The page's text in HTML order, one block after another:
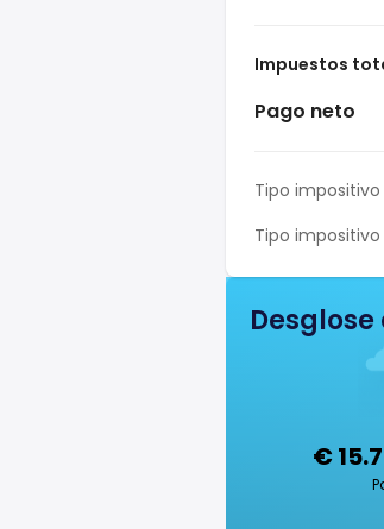
Impuestos
Pago neto
Tipo
Tipo
€